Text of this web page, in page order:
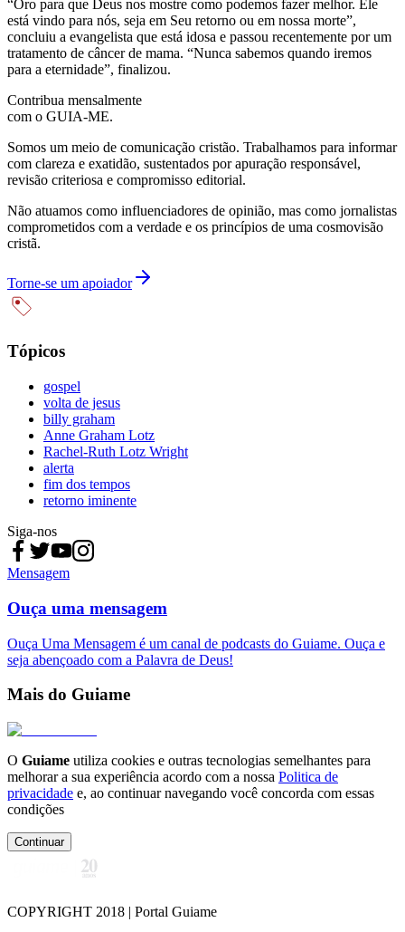
“Oro para que Deus nos mostre como podemos fazer melhor. Ele
está vindo para nós, seja em Seu retorno ou em nossa morte”,
concluiu a evangelista que está idosa e passou recentemente por um
tratamento de câncer de mama. “Nunca sabemos quando iremos
para a eternidade”, finalizou.
Contribua mensalmente
com o GUIA-ME.
Somos um meio de comunicação cristão. Trabalhamos para informar
com clareza e exatidão, sustentados por apuração responsável,
revisão criteriosa e compromisso editorial.
Não atuamos como influenciadores de opinião, mas como jornalistas
comprometidos com a verdade e os princípios de uma cosmovisão
cristã.
Torne-se um apoiador
Tópicos
gospel
volta de jesus
billy graham
Anne Graham Lotz
Rachel-Ruth Lotz Wright
alerta
fim dos tempos
retorno iminente
Siga-nos
Mensagem
Ouça uma mensagem
Ouça Uma Mensagem é um canal de podcasts do Guiame. Ouça e
seja abençoado com a Palavra de Deus!
Mais do Guiame
O Guiame utiliza cookies e outras tecnologias semelhantes para
melhorar a sua experiência acordo com a nossa Politica de
privacidade e, ao continuar navegando você concorda com essas
condições
Continuar
COPYRIGHT 2018 | Portal Guiame